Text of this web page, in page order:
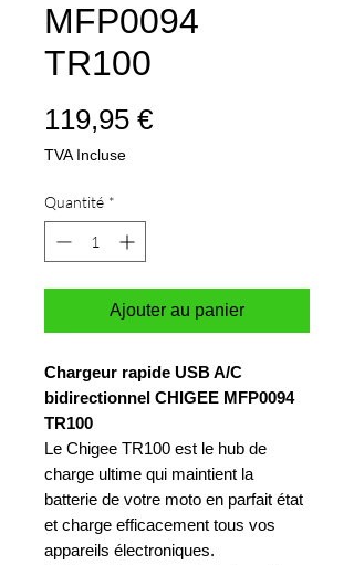
MFP0094
TR100
119,95 €Prix
TVA Incluse
Quantité *
Ajouter au panier
Chargeur rapide USB A/C
bidirectionnel CHIGEE MFP0094
TR100
Le Chigee TR100 est le hub de
charge ultime qui maintient la
batterie de votre moto en parfait état
et charge efficacement tous vos
appareils électroniques.